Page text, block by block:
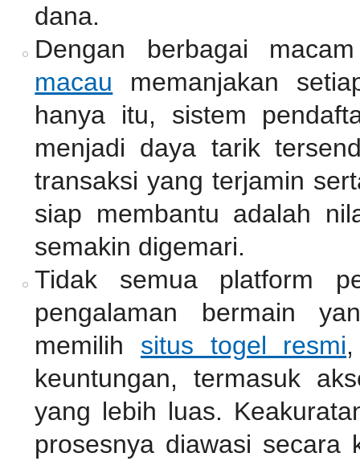
dana.
Dengan berbagai
macau memanjakan
hanya itu, sistem
menjadi daya tarik
transaksi yang terjamin
siap membantu adalah
semakin digemari.
Tidak semua platform
pengalaman bermain
memilih situs togel resmi
keuntungan, termasuk
yang lebih luas.
prosesnya diawasi secara